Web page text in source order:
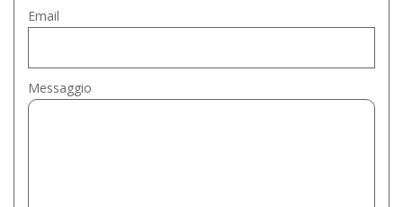
Email
Messaggio